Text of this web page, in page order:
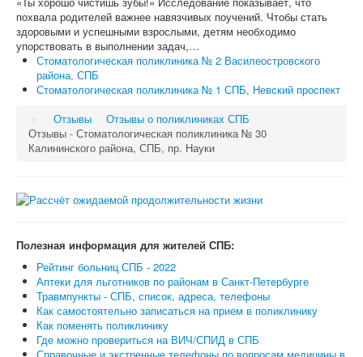
похвала родителей важнее навязчивых поучений. Чтобы стать
здоровыми и успешными взрослыми, детям необходимо
упорствовать в выполнении задач,…
Стоматологическая поликлиника № 2 Василеостровского
района, СПБ
Стоматологическая поликлиника № 1 СПБ, Невский проспект
Отзывы
Отзывы о поликлиниках СПБ
Отзывы - Стоматологическая поликлиника № 30
Калининского района, СПБ, пр. Науки
Полезная информация для жителей СПБ:
Рейтинг больниц СПБ - 2022
Аптеки для льготников по районам в Санкт-Петербурге
Травмпункты - СПБ, список, адреса, телефоны
Как самостоятельно записаться на прием в поликлинику
Как поменять поликлинику
Где можно провериться на ВИЧ/СПИД в СПБ